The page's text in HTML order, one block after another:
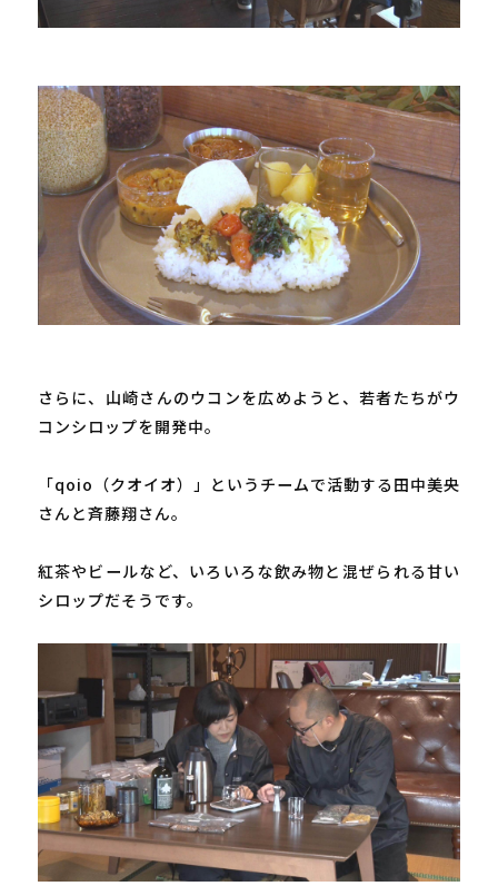
さらに、山崎さんのウコンを広めようと、若者たちがウ
コンシロップを開発中。
「qoio（クオイオ）」というチームで活動する田中美央
さんと斉藤翔さん。
紅茶やビールなど、いろいろな飲み物と混ぜられる甘い
シロップだそうです。